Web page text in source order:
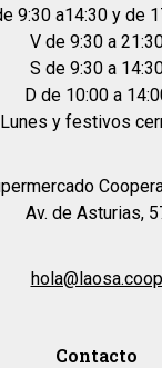
9:30 a14:30 y de
V de 9:30 a
S de 9:30 a
D de 10:00 a
Lunes y festivos
Av. de Asturias,
hola@laosa.coop
Contacto